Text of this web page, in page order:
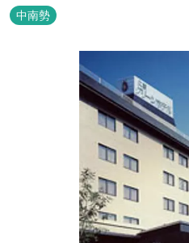
然環境の素晴らしさを伝える情報
と共有することで地域産業・地域
Plusが運営する民泊です。 NPO法人Joint Plusは、大
中南勢